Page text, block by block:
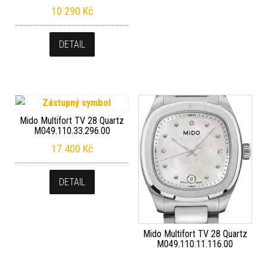
10 290 Kč
DETAIL
Mido Multifort TV 28 Quartz
M049.110.33.296.00
17 400 Kč
DETAIL
Mido Multifort TV 28 Quartz
M049.110.11.116.00